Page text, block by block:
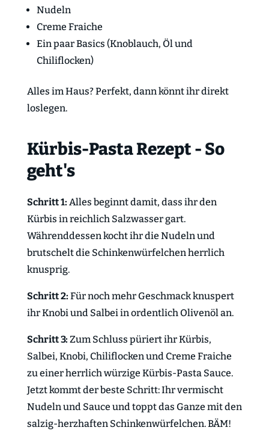
Nudeln
Creme Fraiche
Ein paar Basics (Knoblauch, Öl und
Chiliflocken)
Alles im Haus? Perfekt, dann könnt ihr direkt
loslegen.
Kürbis-Pasta Rezept - So
geht's
Schritt 1: Alles beginnt damit, dass ihr den
Kürbis in reichlich Salzwasser gart.
Währenddessen kocht ihr die Nudeln und
brutschelt die Schinkenwürfelchen herrlich
knusprig.
Schritt 2: Für noch mehr Geschmack knuspert
ihr Knobi und Salbei in ordentlich Olivenöl an.
Schritt 3: Zum Schluss püriert ihr Kürbis,
Salbei, Knobi, Chiliflocken und Creme Fraiche
zu einer herrlich würzige Kürbis-Pasta Sauce.
Jetzt kommt der beste Schritt: Ihr vermischt
Nudeln und Sauce und toppt das Ganze mit den
salzig-herzhaften Schinkenwürfelchen. BÄM!